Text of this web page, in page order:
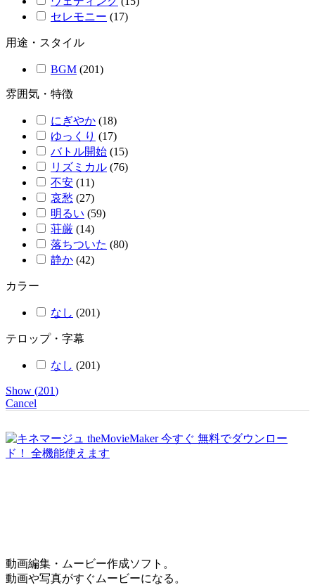
セレモニー (17)
用途・スタイル
BGM (201)
雰囲気・特徴
にぎやか (18)
ゆっくり (17)
バトル開始 (15)
リズミカル (76)
不安 (11)
哀愁 (27)
明るい (59)
荘厳 (14)
落ちついた (80)
静か (42)
カラー
なし (201)
テロップ・字幕
なし (201)
Show (201)
Cancel
動画編集・ムービー作成ソフト。
動画や写真がすぐムービーになる。